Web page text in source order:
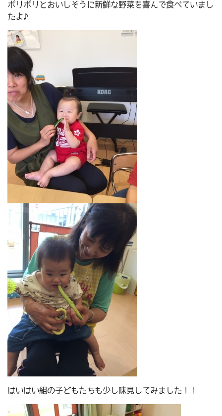
ポリポリとおいしそうに新鮮な野菜を喜んで食べていまし
たよ♪
はいはい組の子どもたちも少し味見してみました！！